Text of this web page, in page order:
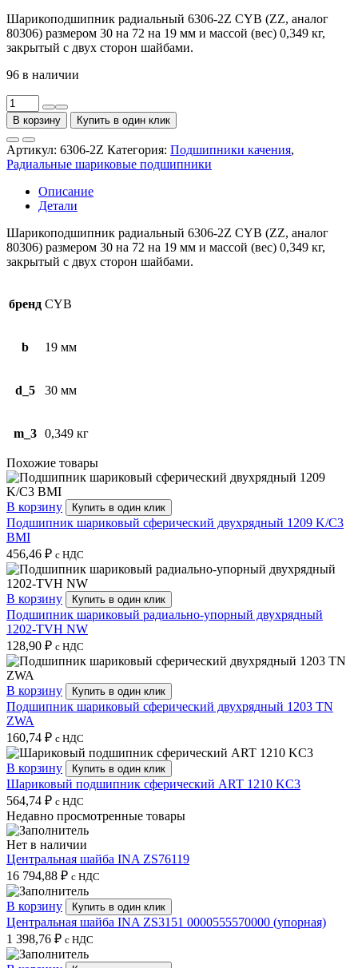
Шарикоподшипник радиальный 6306-2Z CYB (ZZ, аналог
80306) размером 30 на 72 на 19 мм и массой (вес) 0,349 кг,
закрытый с двух сторон шайбами.
96 в наличии
Количество
товара
Подшипник
шариковый
радиальный
6306-
CYB
аналог
80306)
В корзину Купить в один клик
Артикул: 6306-2Z Категория: Подшипники качения,
Радиальные шариковые подшипники
Описание
Детали
Шарикоподшипник радиальный 6306-2Z CYB (ZZ, аналог
80306) размером 30 на 72 на 19 мм и массой (вес) 0,349 кг,
закрытый с двух сторон шайбами.
бренд CYB
b 19 мм
d_5 30 мм
m_3 0,349 кг
Похожие товары
В корзину Купить в один клик
Подшипник шариковый сферический двухрядный 1209 K/C3
BMI
456,46 ₽ с НДС
В корзину Купить в один клик
Подшипник шариковый радиально-упорный двухрядный
1202-TVH NW
128,90 ₽ с НДС
В корзину Купить в один клик
Подшипник шариковый сферический двухрядный 1203 TN
ZWA
160,74 ₽ с НДС
В корзину Купить в один клик
Шариковый подшипник сферический ART 1210 KC3
564,74 ₽ с НДС
Недавно просмотренные товары
Нет в наличии
Центральная шайба INA ZS76119
16 794,88 ₽ с НДС
В корзину Купить в один клик
Центральная шайба INA ZS3151 0000555570000 (упорная)
1 398,76 ₽ с НДС